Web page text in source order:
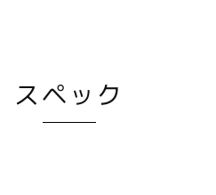
スペック